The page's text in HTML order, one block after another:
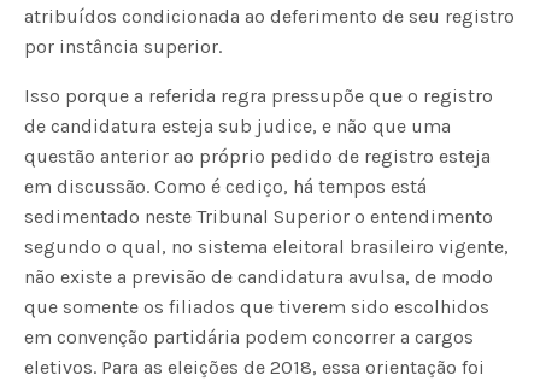
atribuídos condicionada ao deferimento de seu registro
por instância superior.
Isso porque a referida regra pressupõe que o registro
de candidatura esteja sub judice, e não que uma
questão anterior ao próprio pedido de registro esteja
em discussão. Como é cediço, há tempos está
sedimentado neste Tribunal Superior o entendimento
segundo o qual, no sistema eleitoral brasileiro vigente,
não existe a previsão de candidatura avulsa, de modo
que somente os filiados que tiverem sido escolhidos
em convenção partidária podem concorrer a cargos
eletivos. Para as eleições de 2018, essa orientação foi